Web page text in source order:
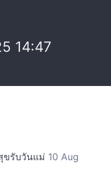
14:47
ขรับวันแม่ 10 Aug